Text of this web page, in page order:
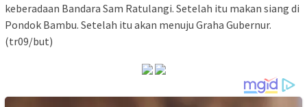
keberadaan Bandara Sam Ratulangi. Setelah itu makan siang di
Pondok Bambu. Setelah itu akan menuju Graha Gubernur.
(tr09/but)